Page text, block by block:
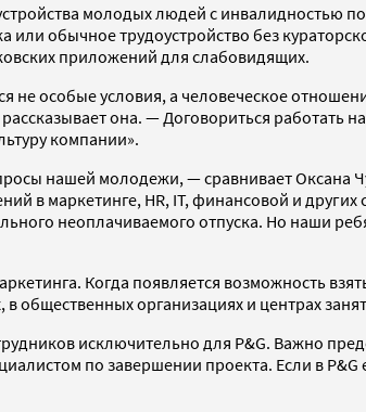
молодых людей с инвалидностью
обычное трудоустройство без
приложений для слабовидящих.
особые условия, а человеческое
она. — Договориться работать
компании».
нашей молодежи, — сравнивает
в маркетинге, HR, IT, финансовой и
неоплачиваемого отпуска. Но наши
Когда появляется возможность
общественных организациях и центрах
исключительно для P&G. Важно
по завершении проекта. Если в